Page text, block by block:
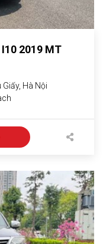
2019 MT
Hà Nội